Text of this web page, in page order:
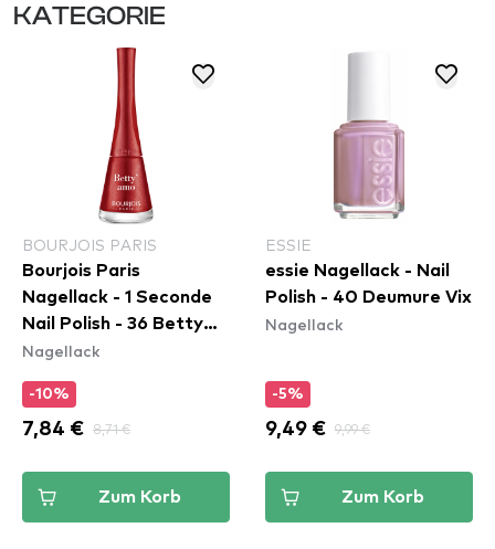
KATEGORIE
BOURJOIS PARIS
Bourjois Paris
Nagellack - 1 Seconde
Nail Polish - 36 Betty
´Amo
Nagellack
-10%
7,84 € 8,71 €
Zum Korb
ESSIE
essie Nagellack - Nail
Polish - 40 Deumure Vix
Nagellack
-5%
9,49 € 9,99 €
Zum Korb